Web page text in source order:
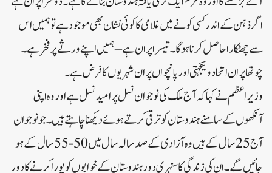
اگر ذہن کے اندر کسی کونے میں غلامی کا کوئی نشان بھی موجود ہے تو ہمیں اس
سے چھٹکارا حاصل کرنا ہو گا۔ تیسرا پران ہے – ہمیں اپنے ورثے پر فخر ہے۔
چوتھا پران اتحاد و یکجہتی اور پانچواں پران شہریوں کا فرض ہے۔
وزیر اعظم نے کہا کہ آج ملک کی نوجوان نسل پرامید نسل ہے اور وہ اپنی
آنکھوں کے سامنے ہندوستان کو ترقی کرتے ہوئے دیکھنا چاہتے ہیں۔ جو نوجوان
آج 25 سال کے ہیں وہ آزادی کے صد سالہ سال میں 50-55 سال کے ہو
جائیں گے۔ ان کی زندگی کا سنہری دور ہندوستان کے خوابوں کو پورا کرنے کا دور